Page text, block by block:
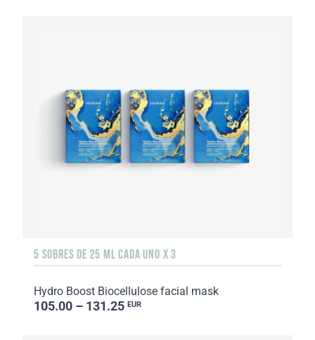
5 SOBRES DE 25 ML CADA UNO X 3
Hydro Boost Biocellulose facial mask
105.00 – 131.25 EUR